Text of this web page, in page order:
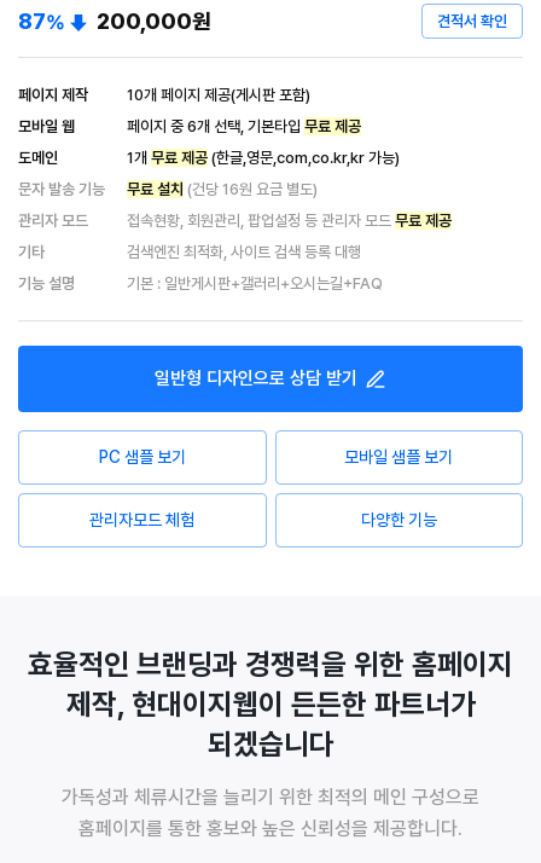
87% 200,000원 견적서 확인
페이지 제작
10개 페이지 제공(게시판 포함)
모바일 웹
페이지 중 6개 선택, 기본타입 무료 제공
도메인
1개 무료 제공 (한글,영문,com,co.kr,kr 가능)
문자 발송 기능
무료 설치 (건당 16원 요금 별도)
관리자 모드
접속현황, 회원관리, 팝업설정 등 관리자 모드 무료 제공
기타
검색엔진 최적화, 사이트 검색 등록 대행
기능 설명
기본 : 일반게시판+갤러리+오시는길+FAQ
일반형 디자인으로 상담 받기
PC 샘플 보기 모바일 샘플 보기
관리자모드 체험 다양한 기능
효율적인 브랜딩과 경쟁력을 위한 홈페이지
제작, 현대이지웹이 든든한 파트너가
되겠습니다
가독성과 체류시간을 늘리기 위한 최적의 메인 구성으로
홈페이지를 통한 홍보와 높은 신뢰성을 제공합니다.